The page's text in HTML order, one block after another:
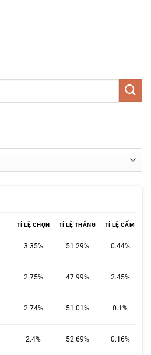
TỈ LỆ CHỌN TỈ LỆ THẮNG TỈ LỆ CẤM
3.35% 51.29% 0.44%
2.75% 47.99% 2.45%
2.74% 51.01% 0.1%
2.4% 52.69% 0.16%